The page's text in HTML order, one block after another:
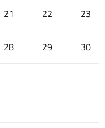
21 22 23
28 29 30